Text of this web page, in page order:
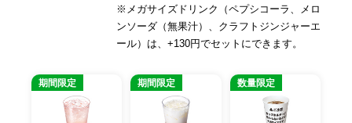
※メガサイズドリンク（ペプシコーラ、メロ
ンソーダ（無果汁）、クラフトジンジャーエ
ール）は、+130円でセットにできます。
期間限定 期間限定 数量限定